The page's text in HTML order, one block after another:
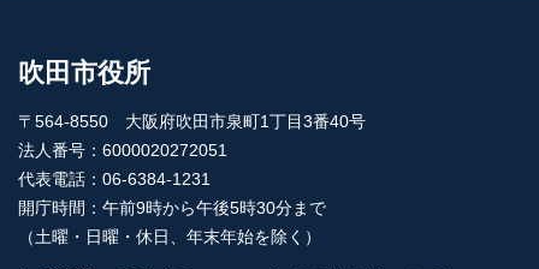
吹田市役所
〒564-8550 大阪府吹田市泉町1丁目3番40号
法人番号：6000020272051
代表電話：06-6384-1231
開庁時間：午前9時から午後5時30分まで
（土曜・日曜・休日、年末年始を除く）